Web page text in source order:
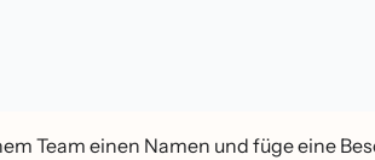
Team einen Namen und füge eine